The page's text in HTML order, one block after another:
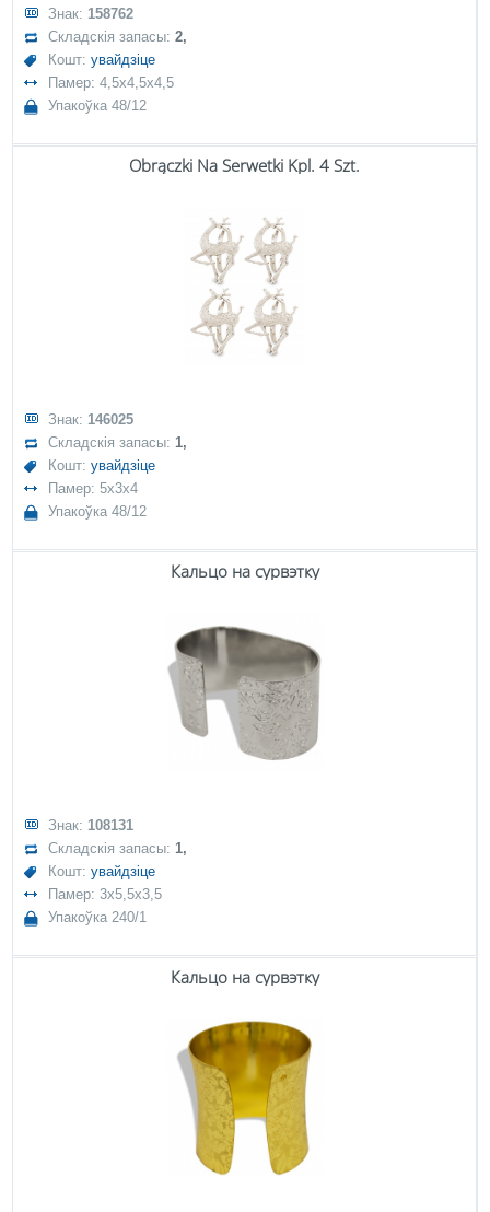
Знак: 158762
Складскія запасы:2,
Кошт:увайдзіце
Памер: 4,5x4,5x4,5
Упакоўка 48/12
Obrączki Na Serwetki Kpl. 4 Szt.
Знак: 146025
Складскія запасы:1,
Кошт:увайдзіце
Памер: 5x3x4
Упакоўка 48/12
Кальцо на сурвэтку
Знак: 108131
Складскія запасы:1,
Кошт:увайдзіце
Памер: 3x5,5x3,5
Упакоўка 240/1
Кальцо на сурвэтку